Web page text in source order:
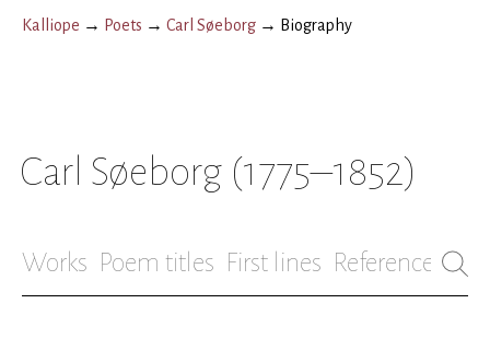
Kalliope → Poets → Carl Søeborg → Biography
Carl Søeborg (1775–1852)
Works Poem titles First lines References